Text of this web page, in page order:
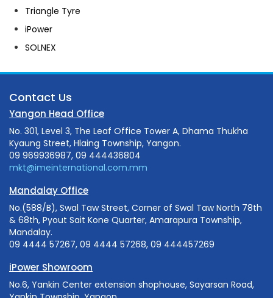
Triangle Tyre
iPower
SOLNEX
Contact Us
Yangon Head Office
No. 301, Level 3, The Leaf Office Tower A, Dhama Thukha
Kyaung Street, Hlaing Township, Yangon.
09 969936987, 09 444436804
mkt@imeinternational.com.mm
Mandalay Office
No.(588/B), Swal Taw Street, Corner of Swal Taw North 78th
& 68th, Pyout Sait Kone Quarter, Amarapura Township,
Mandalay.
09 4444 57267, 09 4444 57268, 09 444457269
iPower Showroom
No.6, Yankin Center extension shophouse, Sayarsan Road,